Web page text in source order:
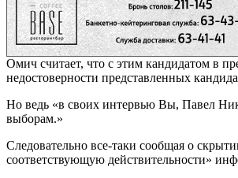
Омич считает, что с этим кандидатом в
недостоверности представленных
Но ведь «в своих интервью Вы, Павел
выборам.»
Следовательно все-таки сообщая о
соответствующую действительности»